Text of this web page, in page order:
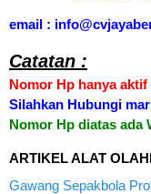
email :
Catatan :
Nomor Hp hanya
Silahkan Hubungi
Nomor Hp diatas ada
ARTIKEL ALAT
Gawang Sepakbola